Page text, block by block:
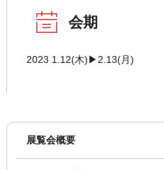
会期
2023 1.12(木)▶2.13(月)
展覧会概要